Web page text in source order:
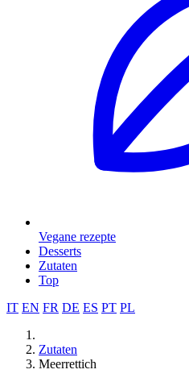
Vegane rezepte
Desserts
Zutaten
Top
IT EN FR DE ES PT PL
Zutaten
Meerrettich